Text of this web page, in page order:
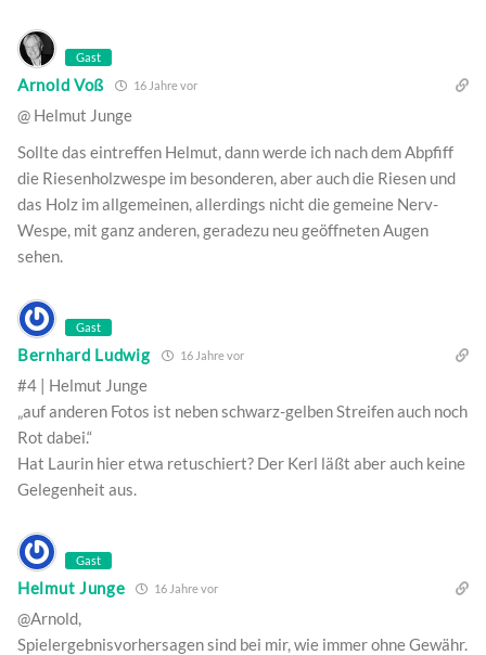
Gast
Arnold Voß 16 Jahre vor
@ Helmut Junge
Sollte das eintreffen Helmut, dann werde ich nach dem Abpfiff
die Riesenholzwespe im besonderen, aber auch die Riesen und
das Holz im allgemeinen, allerdings nicht die gemeine Nerv-
Wespe, mit ganz anderen, geradezu neu geöffneten Augen
sehen.
Gast
Bernhard Ludwig 16 Jahre vor
#4 | Helmut Junge
„auf anderen Fotos ist neben schwarz-gelben Streifen auch noch
Rot dabei.“
Hat Laurin hier etwa retuschiert? Der Kerl läßt aber auch keine
Gelegenheit aus.
Gast
Helmut Junge 16 Jahre vor
@Arnold,
Spielergebnisvorhersagen sind bei mir, wie immer ohne Gewähr.